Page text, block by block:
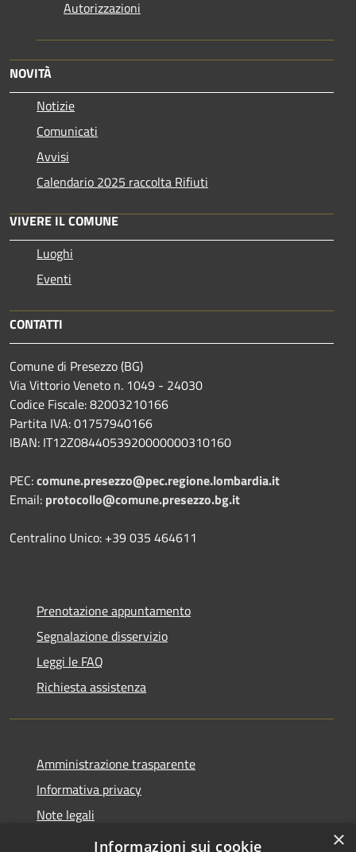
Autorizzazioni
NOVITÀ
Notizie
Comunicati
Avvisi
Calendario 2025 raccolta Rifiuti
VIVERE IL COMUNE
Luoghi
Eventi
CONTATTI
Comune di Presezzo (BG)
Via Vittorio Veneto n. 1049 - 24030
Codice Fiscale: 82003210166
Partita IVA: 01757940166
IBAN: IT12Z0844053920000000310160
PEC:comune.presezzo@pec.regione.lombardia.it
Email: protocollo@comune.presezzo.bg.it
Centralino Unico: +39 035 464611
Prenotazione appuntamento
Segnalazione disservizio
Leggi le FAQ
Richiesta assistenza
Amministrazione trasparente
Informativa privacy
Note legali
Dichiarazione di accessibilità
×
Informazioni sui cookie